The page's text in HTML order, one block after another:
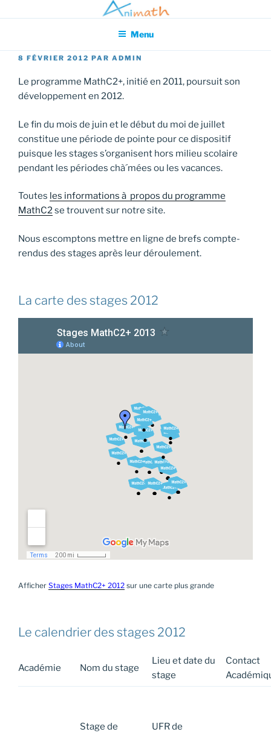
au
principal
Association pour l'Animation en Mathématiques
Menu
PUBLIÉ
8 FÉVRIER 2012 PAR ADMIN
Le programme MathC2+, initié en 2011, poursuit son
développement en 2012.
Le fin du mois de juin et le début du moi de juillet
constitue une période de pointe pour ce dispositif
puisque les stages s’organisent hors milieu scolaire
pendant les périodes chà´mées ou les vacances.
Toutes les informations à propos du programme
MathC2se trouvent sur notre site.
Nous escomptons mettre en ligne de brefs compte-
rendus des stages après leur déroulement.
La carte des stages 2012
Afficher Stages MathC2+ 2012 sur une carte plus grande
Le calendrier des stages 2012
Académie Nom du stage
Lieu et date du
stage
Contact
Stage de
UFR de